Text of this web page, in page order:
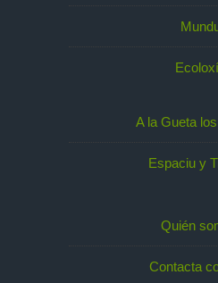
A la Gueta
Espaciu y
Quién
Contacta